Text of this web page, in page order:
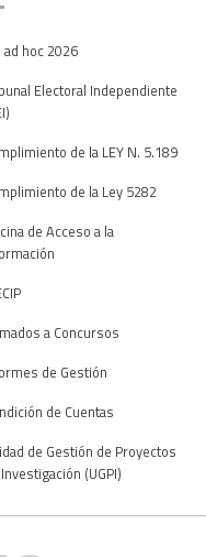
ad hoc 2026
Electoral Independiente
de la LEY N. 5.189
de la Ley 5282
de Acceso a la
a Concursos
de Gestión
de Cuentas
de Gestión de Proyectos
(UGPI)